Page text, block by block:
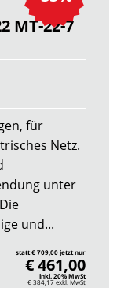
MT-22-7
für
Netz.
unter
und...
statt € 709,00 jetzt nur
€ 461,00
inkl. 20% MwSt
€ 384,17exkl. MwSt